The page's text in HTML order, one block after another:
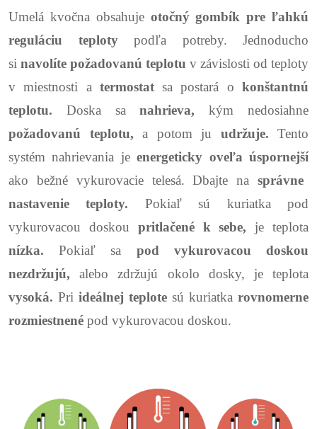
Umelá kvočna obsahuje otočný gombík pre ľahkú
reguláciu teplotypodľa potreby. Jednoducho
si navolíte požadovanú teplotu v závislosti od teploty
v miestnosti a termostatsa postará okonštantnú
teplotu. Doska sanahrieva, kým nedosiahne
požadovanú teplotu, a potom ju udržuje. Tento
systém nahrievania jeenergeticky oveľa úspornejší
ako bežné vykurovacie telesá.Dbajte nasprávne
nastavenie teploty. Pokiaľ sú kuriatka pod
vykurovacou doskou pritlačené k sebe, je teplota
nízka.Pokiaľ sa pod vykurovacou doskou
nezdržujú,alebo zdržujú okolo dosky, je teplota
vysoká. Pri ideálnej teplote sú kuriatka rovnomerne
rozmiestnené pod vykurovacou doskou.